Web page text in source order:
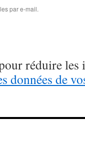
par e-mail.
réduire les
données de